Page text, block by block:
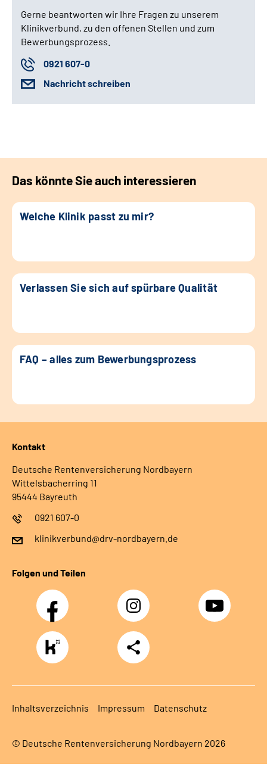
Gerne beantworten wir Ihre Fragen zu unserem
Klinikverbund, zu den offenen Stellen und zum
Bewerbungsprozess.
0921 607-0
Nachricht schreiben
Das könnte Sie auch interessieren
Welche Klinik passt zu mir?
Verlassen Sie sich auf spürbare Qualität
FAQ – alles zum Bewerbungsprozess
Kontakt
Deutsche Rentenversicherung Nordbayern
Wittelsbacherring 11
95444 Bayreuth
0921 607-0
klinikverbund@drv-nordbayern.de
Folgen und Teilen
Facebook Instagram Youtube
https://www.kununu.com/de/deutsche-
rentenversicherung-
nordbayern6
Teilen
Inhaltsverzeichnis Impressum Datenschutz
© Deutsche Rentenversicherung Nordbayern 2026